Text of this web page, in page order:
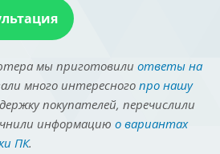
мы приготовили ответы на
много интересного про нашу
покупателей, перечислили
информацию о вариантах
ПК.